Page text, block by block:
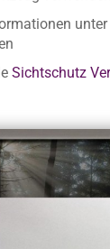
Sichtschutz